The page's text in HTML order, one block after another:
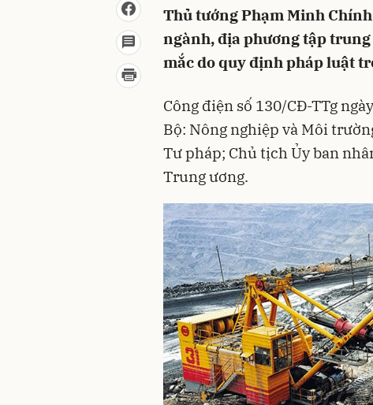
Thủ tướng Phạm Minh
ngành, địa phương tập
mắc do quy định pháp luật
Công điện số 130/CĐ-TTg
Bộ: Nông nghiệp và Môi
Tư pháp; Chủ tịch Ủy ban
Trung ương.